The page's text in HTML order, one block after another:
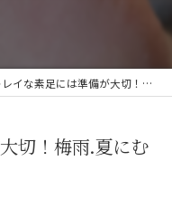
な素足には準備が大切！梅雨.夏にむけてレッツゴー♪左足...
切！梅雨.夏にむ